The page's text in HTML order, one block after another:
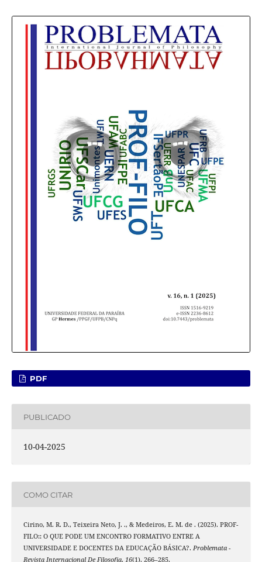
PDF
PUBLICADO
10-04-2025
COMO CITAR
Cirino, M. R. D., Teixeira Neto, J. ., & Medeiros, E. M. de . (2025). PROF-
FILO:: O QUE PODE UM ENCONTRO FORMATIVO ENTRE A
UNIVERSIDADE E DOCENTES DA EDUCAÇÃO BÁSICA?. Problemata -
Revista Internacional De Filosofia, 16(1), 266–285.